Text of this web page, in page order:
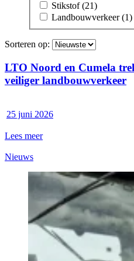
Stikstof (21)
Landbouwverkeer (1)
Sorteren op:
LTO Noord en Cumela
veiliger landbouwverkeer
25 juni 2026
Lees meer
Nieuws